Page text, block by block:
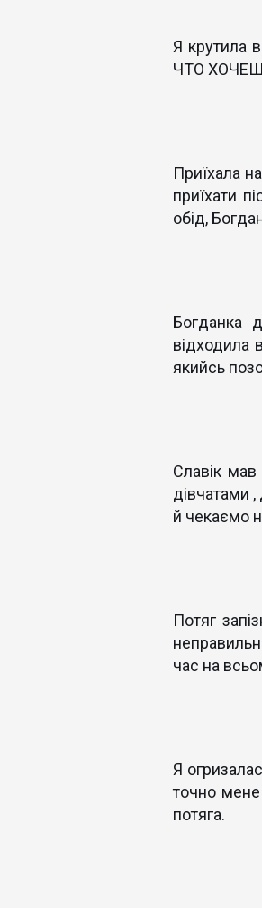
Я крутила
ЧТО
Приїхала
приїхати
обід,
Богданка
відходила
якийсь
Славік
дівчатами
й чекаємо
Потяг
час на
Я
точно
потяга.